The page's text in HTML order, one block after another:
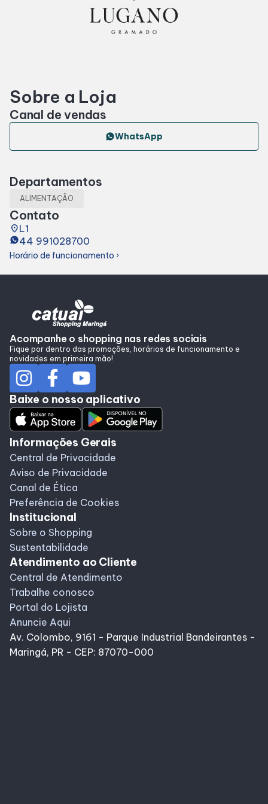
Cinema
Lojas e Restaurantes
Lojas
Alimentação
Programa de benefícios
Sobre a Loja
Canal de vendas
WhatsApp
Departamentos
ALIMENTAÇÃO
Contato
placeL1
44 991028700
Horário de funcionamento chevron_right
Acompanhe o shopping nas redes sociais
Fique por dentro das promoções, horários de funcionamento e
novidades em primeira mão!
Baixe o nosso aplicativo
Informações Gerais
Central de Privacidade
Aviso de Privacidade
Canal de Ética
Preferência de Cookies
Institucional
Sobre o Shopping
Sustentabilidade
Atendimento ao Cliente
Central de Atendimento
Trabalhe conosco
Portal do Lojista
Anuncie Aqui
Av. Colombo, 9161 - Parque Industrial Bandeirantes -
Maringá, PR - CEP: 87070-000